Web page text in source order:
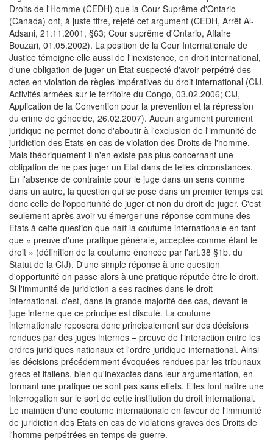
Droits de l'Homme (CEDH) que la Cour Suprême d'Ontario
(Canada) ont, à juste titre, rejeté cet argument (CEDH, Arrêt Al-
Adsani, 21.11.2001, §63; Cour suprême d'Ontario, Affaire
Bouzari, 01.05.2002). La position de la Cour Internationale de
Justice témoigne elle aussi de l'inexistence, en droit international,
d'une obligation de juger un Etat suspecté d'avoir perpétré des
actes en violation de règles impératives du droit international (CIJ,
Activités armées sur le territoire du Congo, 03.02.2006; CIJ,
Application de la Convention pour la prévention et la répression
du crime de génocide, 26.02.2007). Aucun argument purement
juridique ne permet donc d'aboutir à l'exclusion de l'immunité de
juridiction des Etats en cas de violation des Droits de l'homme.
Mais théoriquement il n'en existe pas plus concernant une
obligation de ne pas juger un Etat dans de telles circonstances.
En l'absence de contrainte pour le juge dans un sens comme
dans un autre, la question qui se pose dans un premier temps est
donc celle de l'opportunité de juger et non du droit de juger. C'est
seulement après avoir vu émerger une réponse commune des
Etats à cette question que naît la coutume internationale en tant
que « preuve d'une pratique générale, acceptée comme étant le
droit » (définition de la coutume énoncée par l'art.38 §1b. du
Statut de la CIJ). D'une simple réponse à une question
d'opportunité on passe alors à une pratique réputée être le droit.
Si l'immunité de juridiction a ses racines dans le droit
international, c'est, dans la grande majorité des cas, devant le
juge interne que ce principe est discuté. La coutume
internationale reposera donc principalement sur des décisions
rendues par des juges internes – preuve de l'interaction entre les
ordres juridiques nationaux et l'ordre juridique international. Ainsi
les décisions précédemment évoquées rendues par les tribunaux
grecs et italiens, bien qu'inexactes dans leur argumentation, en
formant une pratique ne sont pas sans effets. Elles font naître une
interrogation sur le sort de cette institution du droit international.
Le maintien d'une coutume internationale en faveur de l'immunité
de juridiction des Etats en cas de violations graves des Droits de
l'homme perpétrées en temps de guerre.